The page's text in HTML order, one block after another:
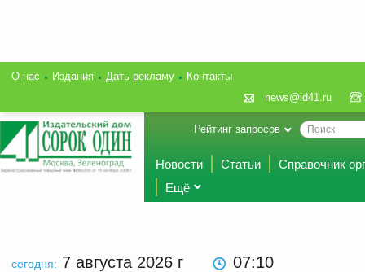
О нас Издания Дать рекламу
Контакты
news@id41.ru
Рейтинг запросов
Новости Статьи
Справочник
Ещё
сегодня: 7 августа 2026 г 07 10